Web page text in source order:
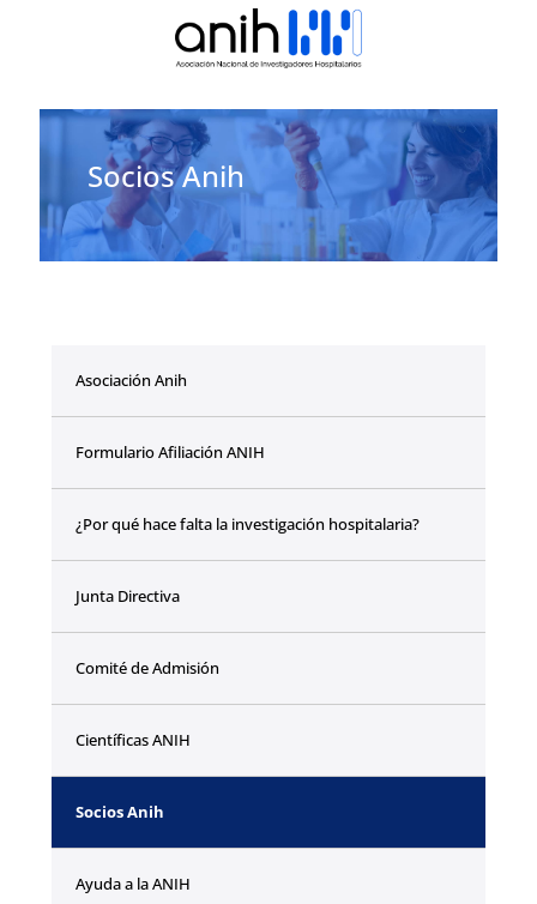
Socios Anih
Asociación Anih
Formulario Afiliación ANIH
¿Por qué hace falta la investigación hospitalaria?
Junta Directiva
Comité de Admisión
Científicas ANIH
Socios Anih
Ayuda a la ANIH